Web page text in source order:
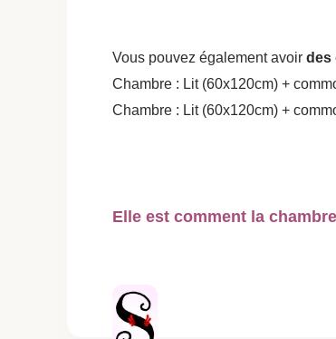
Vous pouvez également avoir des
Chambre : Lit (60x120cm) +
Chambre : Lit (60x120cm) +
Elle est comment la